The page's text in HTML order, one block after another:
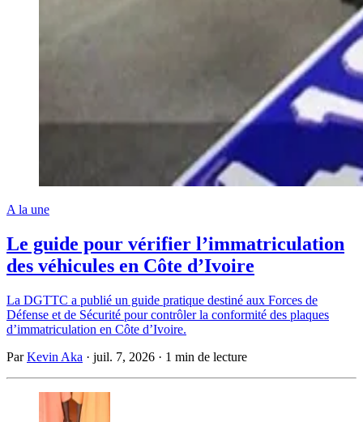
A la une
Le guide pour vérifier l’immatriculation
des véhicules en Côte d’Ivoire
La DGTTC a publié un guide pratique destiné aux Forces de
Défense et de Sécurité pour contrôler la conformité des plaques
d’immatriculation en Côte d’Ivoire.
ParKevin Aka · juil. 7, 2026 · 1 min de lecture